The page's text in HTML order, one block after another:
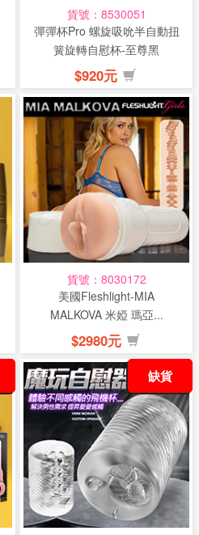
貨號：8530051
彈彈杯Pro 螺旋吸吮半自動扭
簧旋轉自慰杯-至尊黑
$920元
貨號：8030172
美國Fleshlight-MIA
MALKOVA 米婭 瑪亞...
$2980元
缺貨